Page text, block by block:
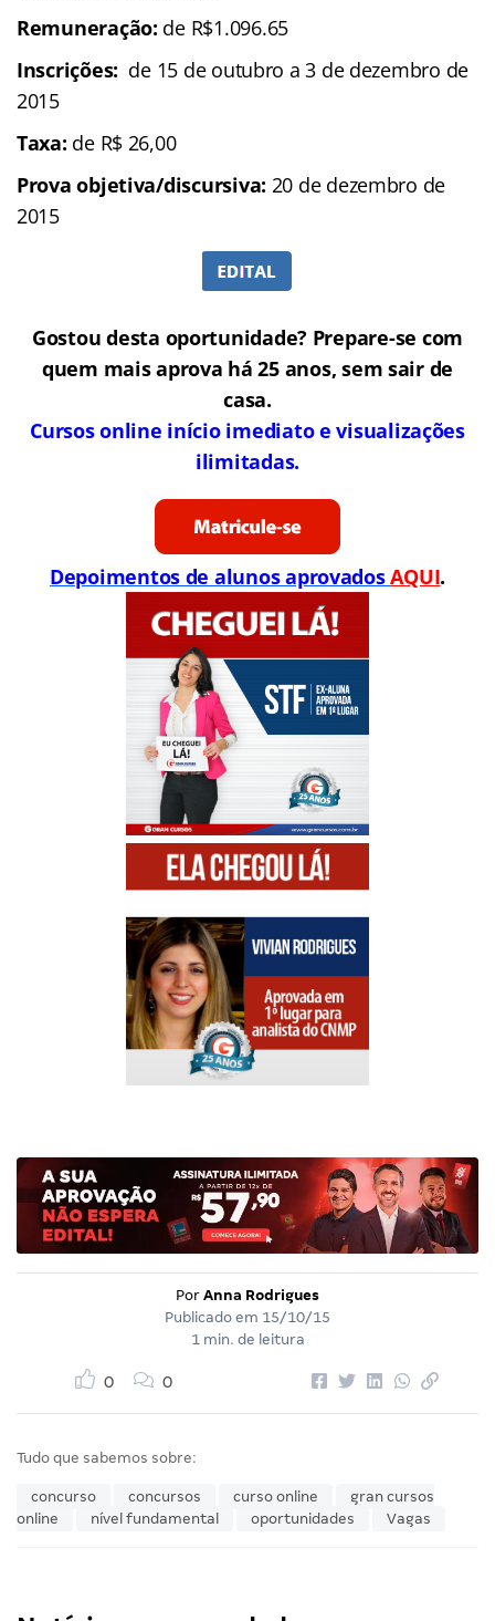
Remuneração: de R$1.096.65
Inscrições: de 15 de outubro a 3 de dezembro de
2015
Taxa: de R$ 26,00
Prova objetiva/discursiva: 20 de dezembro de
2015
Gostou desta oportunidade? Prepare-se com
quem mais aprova há 25 anos, sem sair de
casa.
Cursos online início imediato e visualizações
ilimitadas.
Depoimentos de alunos aprovadosAQUI.
Por Anna Rodrigues
Publicado em 15/10/15
1 min. de leitura
0 0
Tudo que sabemos sobre:
concurso concursos curso online
gran cursos
online
nível fundamental oportunidades Vagas